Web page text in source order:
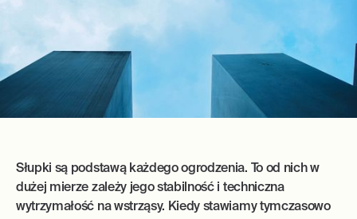
Słupki są podstawą każdego ogrodzenia. To od nich w
dużej mierze zależy jego stabilność i techniczna
wytrzymałość na wstrząsy. Kiedy stawiamy tymczasowo